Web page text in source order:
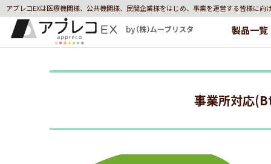
アプレコEXは医療機関様、公共機関様、民間企業様をはじめ、事業を運営する皆様に
製品一覧
事業所対応